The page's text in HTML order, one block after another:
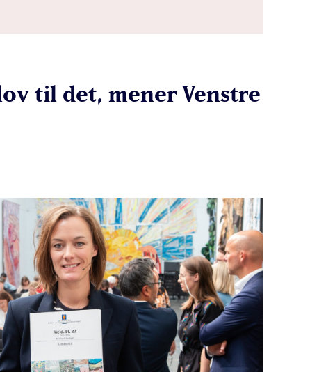
til det, mener Venstre